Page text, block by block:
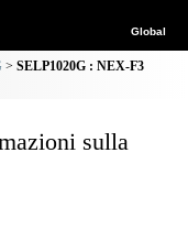
Global
SELP1020G : NEX-F3
sulla